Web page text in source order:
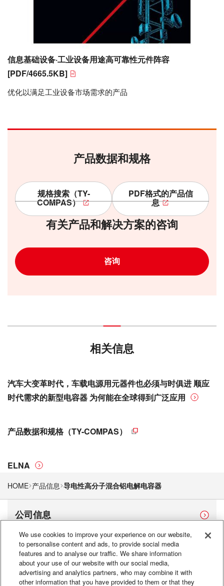
信息基础设备·工业设备用途高可靠性元件阵容
[PDF/4665.5KB]
优化以满足工业设备市场需求的产品
产品数据和规格
规格搜索（TY-
COMPAS）
PDF格式的产品信
息
有关产品和解决方案的咨询
咨询
相关信息
汽车大变革时代，车载电源用元器件也必须与时俱进 顺应
时代需求的新型电容器 为何能在全球得到广泛应用
产品数据和规格（TY-COMPAS）
ELNA
HOME 产品信息 导电性高分子混合铝电解电容器
公司信息
产品信息
可持续发展
We use cookies to improve your experience on our website,
to personalise content and ads, to provide social media
features and to analyse our traffic. We share information
about your use of our website with our social media,
advertising and analytics partners, who may combine it with
other information that you have provided to them or that they